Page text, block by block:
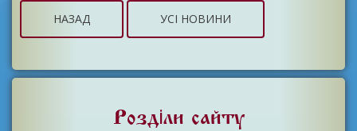
НАЗАД УСІ НОВИНИ
Розділи сайту